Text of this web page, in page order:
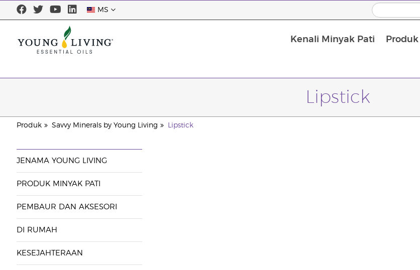
MS
Kenali Minyak Pati Produk
Lipstick
Produk Savvy Minerals by Young Living Lipstick
JENAMA YOUNG LIVING
PRODUK MINYAK PATI
PEMBAUR DAN AKSESORI
DI RUMAH
KESEJAHTERAAN